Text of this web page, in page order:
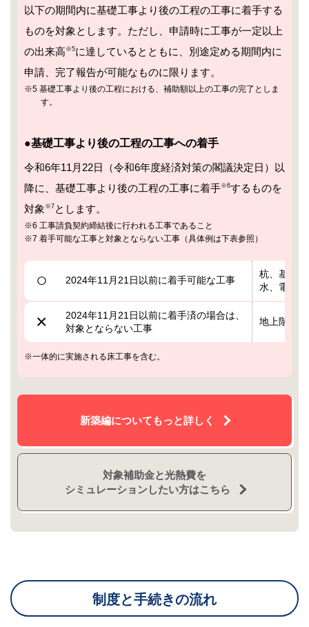
以下の期間内に基礎工事より後の工程の工事に着手する
ものを対象とします。ただし、申請時に工事が一定以上
の出来高 ※5に達しているとともに、別途定める期間内に
申請、完了報告が可能なものに限ります。
※5 基礎工事より後の工程における、補助額以上の工事の完了としま
す。
●基礎工事より後の工程の工事への着手
令和6年11月22日（令和6年度経済対策の閣議決定日）以
降に、基礎工事より後の工程の工事に着手※6するものを
対象 ※7 とします。
※6 工事請負契約締結後に行われる工事であること
※7 着手可能な工事と対象とならない工事（具体例は下表参照）
○ 2024年11月21日以前に着手可能な工事
杭、基礎
水、電気
×
2024年11月21日以前に着手済の場合は、
対象とならない工事
地上階の
※一体的に実施される床工事を含む。
新築編についてもっと詳しく
対象補助金と光熱費を
シミュレーションしたい方はこちら
制度と手続きの流れ